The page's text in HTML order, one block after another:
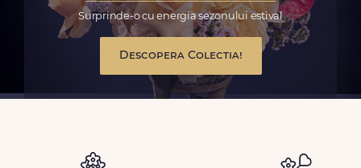
Surprinde-o cu energia sezonului estival
Descopera Colectia!